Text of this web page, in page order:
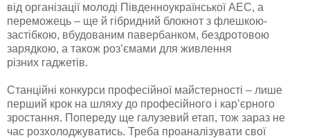
від організації молоді Південноукраїнської АЕС, а
переможець – ще й гібридний блокнот з флешкою-
застібкою, вбудованим павербанком, бездротовою
зарядкою, а також роз’ємами для живлення
різних гаджетів.
Станційні конкурси професійної майстерності – лише
перший крок на шляху до професійного і кар’єрного
зростання. Попереду ще галузевий етап, тож зараз не
час розхолоджуватись. Треба проаналізувати свої